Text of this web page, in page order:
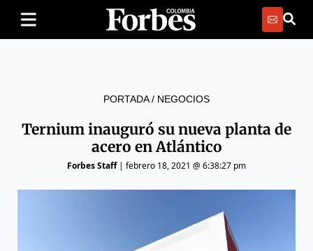
PORTADA/ NEGOCIOS
Ternium inauguró su nueva planta de
acero en Atlántico
Forbes Staff| febrero 18, 2021 @ 6:38:27 pm